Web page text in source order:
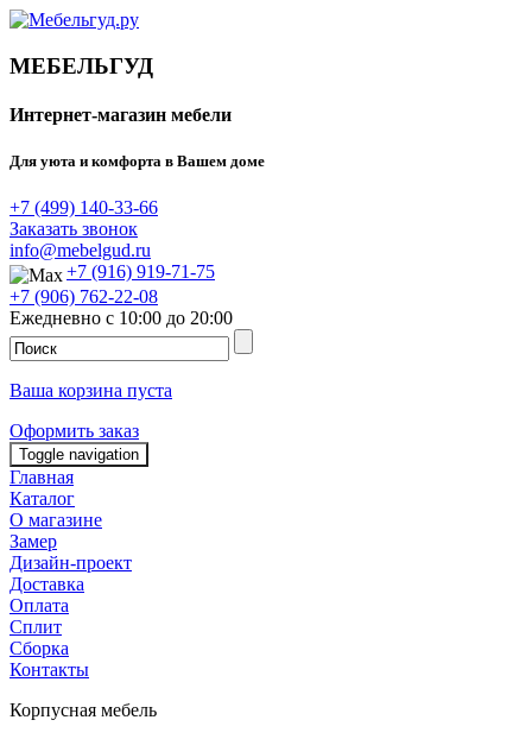
МЕБЕЛЬГУД
Интернет-магазин мебели
Для уюта и комфорта в Вашем доме
+7 (499) 140-33-66
Заказать звонок
info@mebelgud.ru
+7 (916) 919-71-75
+7 (906) 762-22-08
Ежедневно с 10:00 до 20:00
Ваша корзина пуста
Оформить заказ
Toggle navigation
Главная
Каталог
О магазине
Замер
Дизайн-проект
Доставка
Оплата
Сплит
Сборка
Контакты
Корпусная мебель